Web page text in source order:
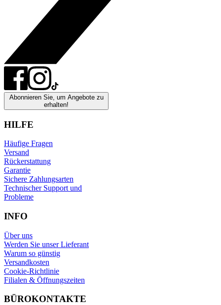
Abonnieren Sie, um Angebote zu
erhalten!
HILFE
Häufige Fragen
Versand
Rückerstattung
Garantie
Sichere Zahlungsarten
Technischer Support und
Probleme
INFO
Über uns
Werden Sie unser Lieferant
Warum so günstig
Versandkosten
Cookie-Richtlinie
Filialen & Öffnungszeiten
BÜROKONTAKTE